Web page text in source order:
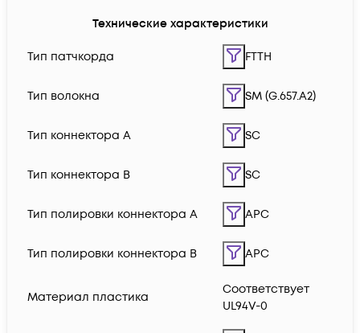
Технические характеристики
Тип патчкорда FTTH
Тип волокна SM (G.657.A2)
Тип коннектора A SC
Тип коннектора B SC
Тип полировки коннектора A APC
Тип полировки коннектора B APC
Материал пластика
Соответствует
UL94V-0